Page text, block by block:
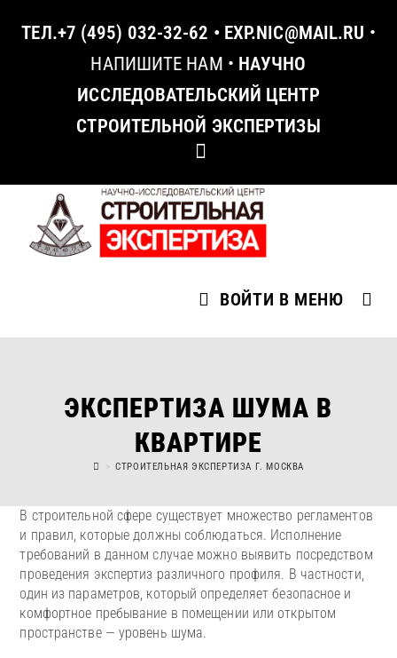
ТЕЛ.+7 (495) 032-32-62 • EXP.NIC@MAIL.RU •
НАПИШИТЕ НАМ • НАУЧНО
ИССЛЕДОВАТЕЛЬСКИЙ ЦЕНТР
СТРОИТЕЛЬНОЙ ЭКСПЕРТИЗЫ
ВОЙТИ В МЕНЮ
ЭКСПЕРТИЗА ШУМА В
КВАРТИРЕ
> СТРОИТЕЛЬНАЯ ЭКСПЕРТИЗА Г. МОСКВА
В строительной сфере существует множество регламентов
и правил, которые должны соблюдаться. Исполнение
требований в данном случае можно выявить посредством
проведения экспертиз различного профиля. В частности,
один из параметров, который определяет безопасное и
комфортное пребывание в помещении или открытом
пространстве — уровень шума.